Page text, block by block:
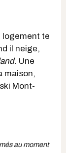
logement te
il neige,
. Une
maison,
Mont-
au moment